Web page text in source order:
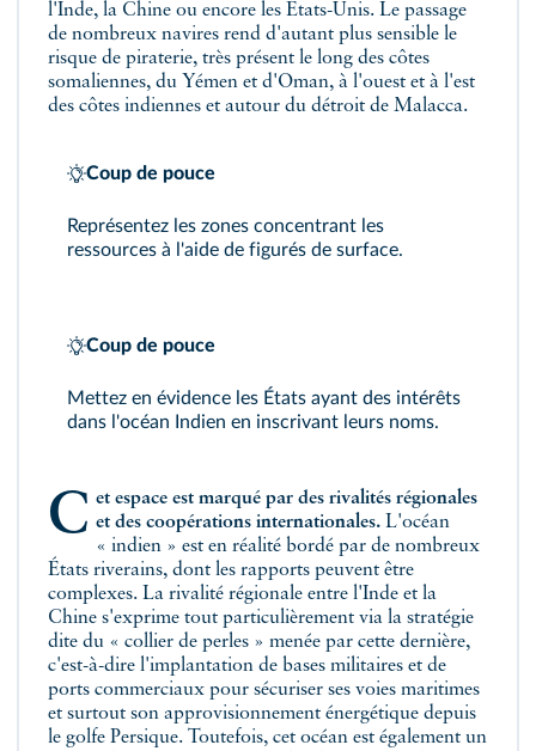
l'Inde, la Chine ou encore les États-Unis. Le passage
de nombreux navires rend d'autant plus sensible le
risque de piraterie, très présent le long des côtes
somaliennes, du Yémen et d'Oman, à l'ouest et à l'est
des côtes indiennes et autour du détroit de Malacca.
Coup de pouce
Représentez les zones concentrant les
ressources à l'aide de figurés de surface.
Coup de pouce
Mettez en évidence les États ayant des intérêts
dans l'océan Indien en inscrivant leurs noms.
Cet espace est marqué par des rivalités régionales et des coopérations internationales.L'océan
« indien » est en réalité bordé par de nombreux
États riverains, dont les rapports peuvent être
complexes. La rivalité régionale entre l'Inde et la
Chine s'exprime tout particulièrement via la stratégie
dite du « collier de perles » menée par cette dernière,
c'est-à-dire l'implantation de bases militaires et de
ports commerciaux pour sécuriser ses voies maritimes
et surtout son approvisionnement énergétique depuis
le golfe Persique. Toutefois, cet océan est également un